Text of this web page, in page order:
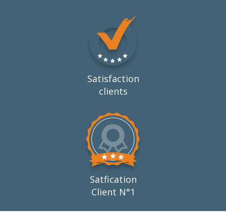
Satisfaction
clients
Satfication
Client N°1